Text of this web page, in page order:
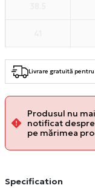
Livrare gratuită
Produsul nu
notificat
pe mărimea
Specification